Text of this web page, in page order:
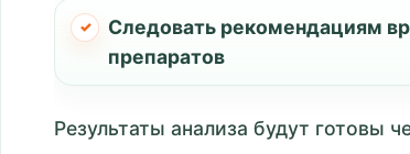
Следовать рекомендациям
препаратов
Результаты анализа будут готовы